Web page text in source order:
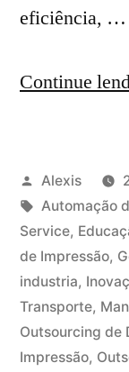
eficiência, …
Continue
Alexis
Automação
Service,
de Impressão,
industria,
Transporte,
Outsourcing de
Impressão,